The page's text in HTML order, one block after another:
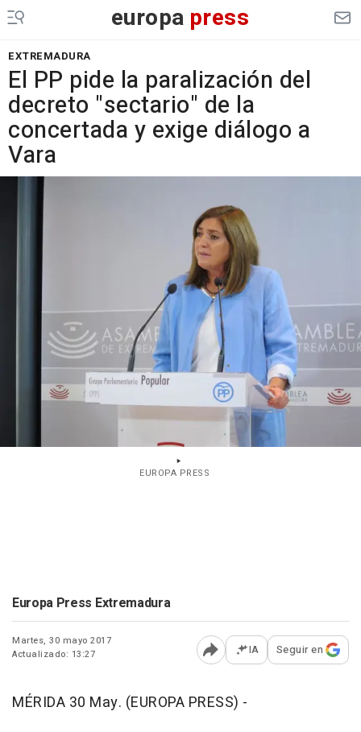
europa press
EXTREMADURA
El PP pide la paralización del
decreto "sectario" de la
concertada y exige diálogo a
Vara
EUROPA PRESS
Europa Press Extremadura
Martes, 30 mayo 2017
Actualizado: 13:27
Abrir opciones para
IA Seguir en
MÉRIDA 30 May. (EUROPA PRESS) -